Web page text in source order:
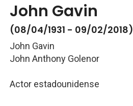
John Gavin
(08/04/1931 - 09/02/2018)
John Gavin
John Anthony Golenor
Actor estadounidense